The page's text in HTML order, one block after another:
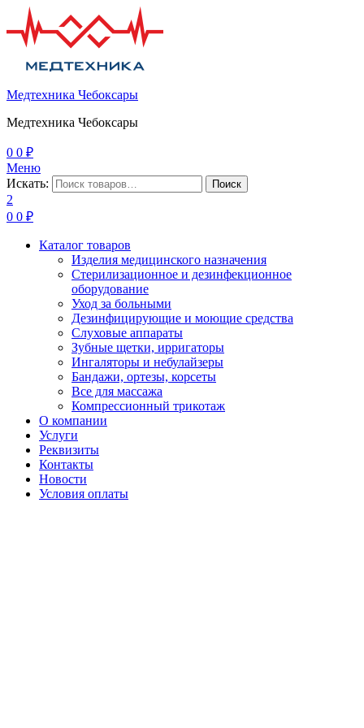
Медтехника Чебоксары
Медтехника Чебоксары
0 0 ₽
Меню
Искать:
Поиск
2
0 0 ₽
Каталог товаров
Изделия медицинского назначения
Стерилизационное и дезинфекционное
оборудование
Уход за больными
Дезинфицирующие и моющие средства
Слуховые аппараты
Зубные щетки, ирригаторы
Ингаляторы и небулайзеры
Бандажи, ортезы, корсеты
Все для массажа
Компрессионный трикотаж
О компании
Услуги
Реквизиты
Контакты
Новости
Условия оплаты